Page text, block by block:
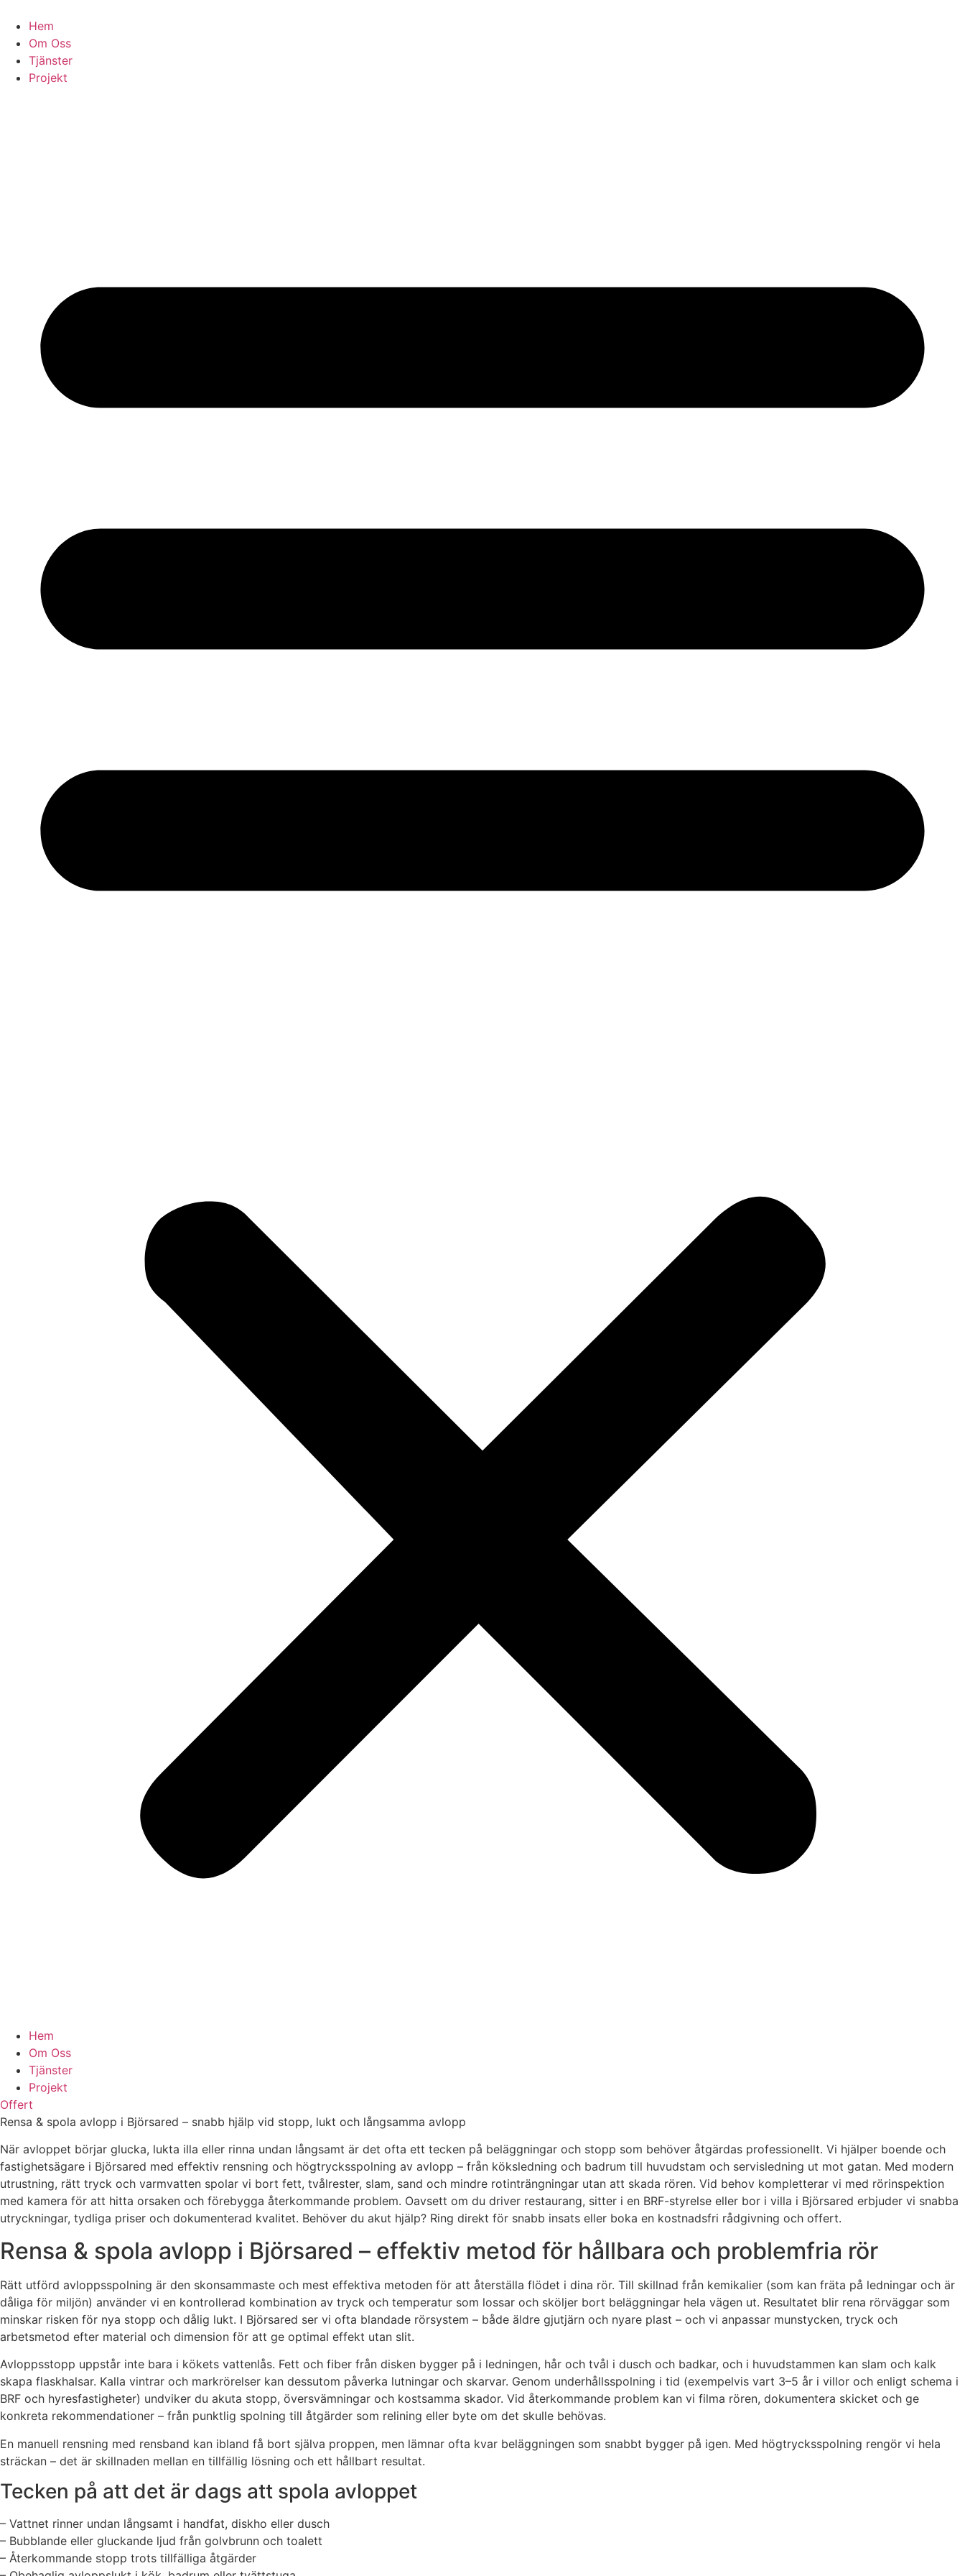
content
Hem
Om Oss
Tjänster
Projekt
Hem
Om Oss
Tjänster
Projekt
Offert
Rensa & spola avlopp i Björsared – snabb hjälp vid stopp, lukt och långsamma avlopp
När avloppet börjar glucka, lukta illa eller rinna undan långsamt är det ofta ett tecken på beläggningar och stopp som behöver åtgärdas professionellt. Vi hjälper boende och
fastighetsägare i Björsared med effektiv rensning och högtrycksspolning av avlopp – från köksledning och badrum till huvudstam och servisledning ut mot gatan. Med modern
utrustning, rätt tryck och varmvatten spolar vi bort fett, tvålrester, slam, sand och mindre rotinträngningar utan att skada rören. Vid behov kompletterar vi med rörinspektion
med kamera för att hitta orsaken och förebygga återkommande problem. Oavsett om du driver restaurang, sitter i en BRF-styrelse eller bor i villa i Björsared erbjuder vi snabba
utryckningar, tydliga priser och dokumenterad kvalitet. Behöver du akut hjälp? Ring direkt för snabb insats eller boka en kostnadsfri rådgivning och offert.
Rensa & spola avlopp i Björsared – effektiv metod för hållbara och problemfria rör
Rätt utförd avloppsspolning är den skonsammaste och mest effektiva metoden för att återställa flödet i dina rör. Till skillnad från kemikalier (som kan fräta på ledningar och är
dåliga för miljön) använder vi en kontrollerad kombination av tryck och temperatur som lossar och sköljer bort beläggningar hela vägen ut. Resultatet blir rena rörväggar som
minskar risken för nya stopp och dålig lukt. I Björsared ser vi ofta blandade rörsystem – både äldre gjutjärn och nyare plast – och vi anpassar munstycken, tryck och
arbetsmetod efter material och dimension för att ge optimal effekt utan slit.
Avloppsstopp uppstår inte bara i kökets vattenlås. Fett och fiber från disken bygger på i ledningen, hår och tvål i dusch och badkar, och i huvudstammen kan slam och kalk
skapa flaskhalsar. Kalla vintrar och markrörelser kan dessutom påverka lutningar och skarvar. Genom underhållsspolning i tid (exempelvis vart 3–5 år i villor och enligt schema i
BRF och hyresfastigheter) undviker du akuta stopp, översvämningar och kostsamma skador. Vid återkommande problem kan vi filma rören, dokumentera skicket och ge
konkreta rekommendationer – från punktlig spolning till åtgärder som relining eller byte om det skulle behövas.
En manuell rensning med rensband kan ibland få bort själva proppen, men lämnar ofta kvar beläggningen som snabbt bygger på igen. Med högtrycksspolning rengör vi hela
sträckan – det är skillnaden mellan en tillfällig lösning och ett hållbart resultat.
Tecken på att det är dags att spola avloppet
– Vattnet rinner undan långsamt i handfat, diskho eller dusch
– Bubblande eller gluckande ljud från golvbrunn och toalett
– Återkommande stopp trots tillfälliga åtgärder